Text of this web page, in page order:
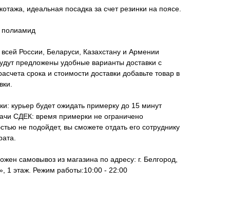
идеальная посадка за счет резинки на поясе.
полиамид
России, Беларуси, Казахстану и Армении
предложены удобные варианты доставки с
срока и стоимости доставки добавьте товар в
курьер будет ожидать примерку до 15 минут
СДЕК: время примерки не ограничено
не подойдет, вы сможете отдать его сотруднику
самовывоз из магазина по адресу: г. Белгород,
1 этаж. Режим работы:10:00 - 22:00